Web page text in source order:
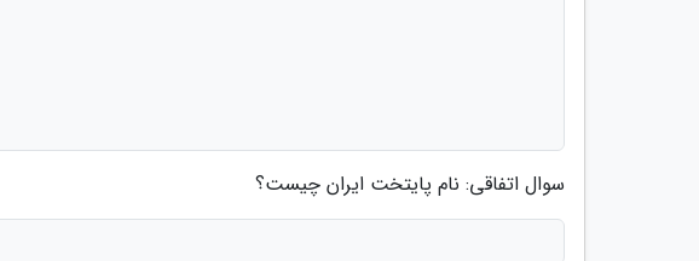
سوال اتفاقی: نام پایتخت ایران چیست؟